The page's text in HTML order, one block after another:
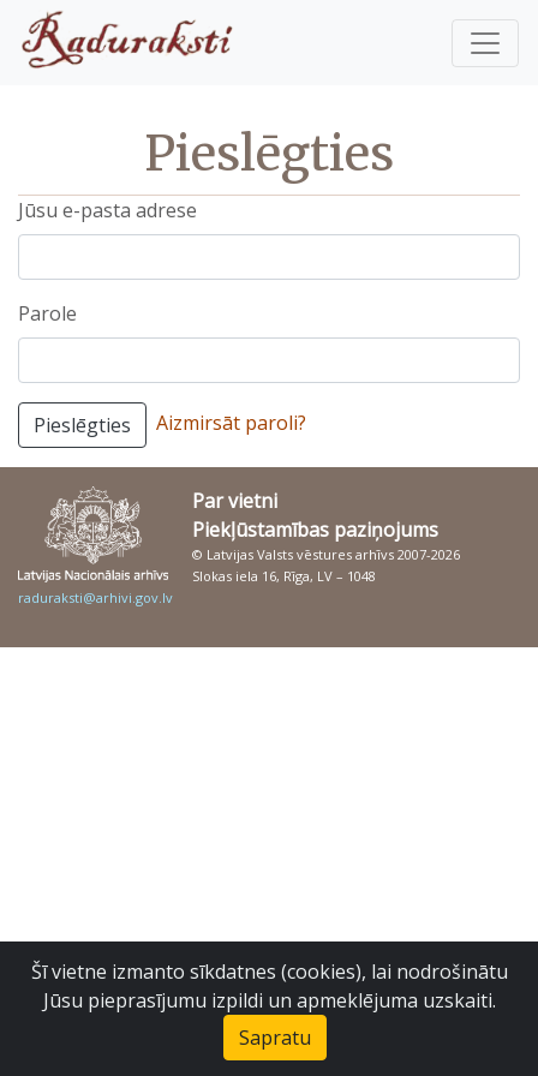
Pieslēgties
Jūsu e-pasta adrese
Parole
Pieslēgties Aizmirsāt paroli?
Par vietni
Piekļūstamības paziņojums
© Latvijas Valsts vēstures arhīvs 2007-2026
Slokas iela 16, Rīga, LV – 1048
raduraksti@arhivi.gov.lv
Šī vietne izmanto sīkdatnes (cookies), lai nodrošinātu
Jūsu pieprasījumu izpildi un apmeklējuma uzskaiti.
Sapratu